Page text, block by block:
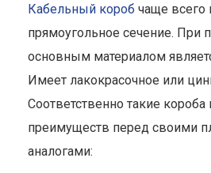
Кабельный короб чаще всего
прямоугольное сечение. При
основным материалом
Имеет лакокрасочное или
Соответственно такие
преимуществ перед своими
аналогами: